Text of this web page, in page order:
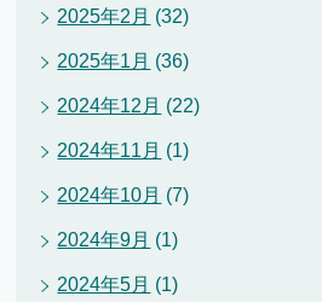
2025年2月 (32)
2025年1月 (36)
2024年12月 (22)
2024年11月 (1)
2024年10月 (7)
2024年9月 (1)
2024年5月 (1)